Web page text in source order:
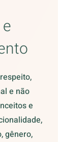
e não
e
gênero,